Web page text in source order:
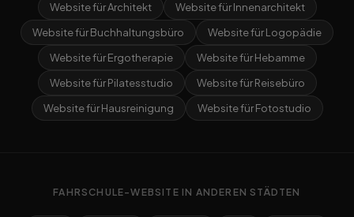
Website für Architekt
Website für Innenarchitekt
Website für Buchhaltungsbüro
Website für Logopädie
Website für Ergotherapie
Website für Hebamme
Website für Pilatesstudio
Website für Reisebüro
Website für Hausreinigung
Website für Fotostudio
FAHRSCHULE-WEBSITE IN ANDEREN STÄDTEN